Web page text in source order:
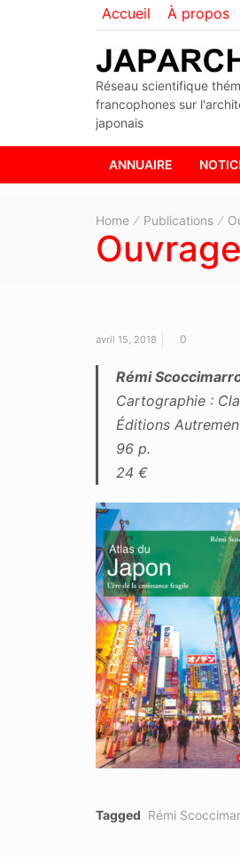
Accueil À propos
Réseau scientifique
francophones sur
japonais
ANNUAIRE
Home Publications
avril 15, 2018 0
Rémi
Cartographie :
Éditions
96 p.
24 €
Tagged Rémi